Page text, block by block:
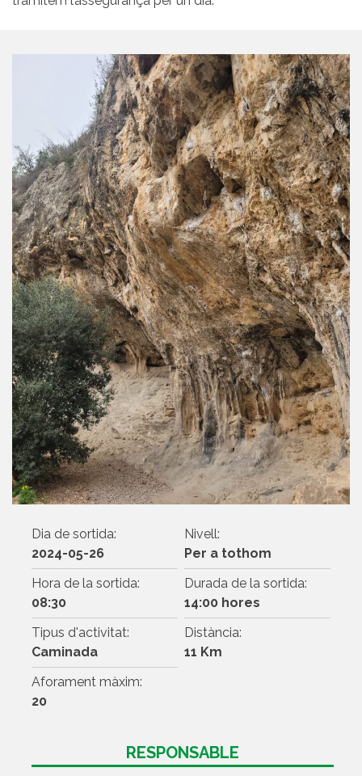
Dia de sortida:
2024-05-26
Nivell:
Per a tothom
Hora de la sortida:
08:30
Durada de la sortida:
14:00 hores
Tipus d'activitat:
Caminada
Distància:
11 Km
Aforament màxim:
20
RESPONSABLE